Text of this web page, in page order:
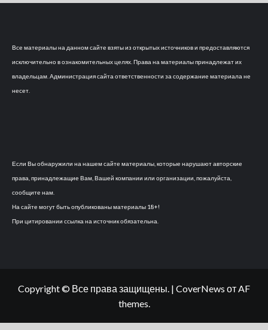
Все материалы на данном сайте взяты из открытых источников и предоставляются
исключительно в ознакомительных целях. Права на материалы принадлежат их
владельцам. Администрация сайта ответственности за содержание материала не
несет.
Если Вы обнаружили на нашем сайте материалы, которые нарушают авторские
права, принадлежащие Вам, Вашей компании или организации, пожалуйста,
сообщите нам.
На сайте могут быть опубликованы материалы 18+!
При цитировании ссылка на источник обязательна.
Copyright © Все права защищены. | CoverNews от AF
themes.